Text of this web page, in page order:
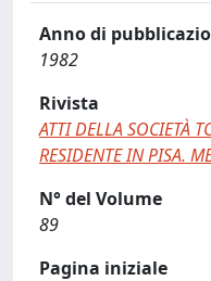
Anno di
1982
Rivista
ATTI DELLA SOCIETÀ
RESIDENTE IN PISA.
N° del Volume
89
Pagina iniziale